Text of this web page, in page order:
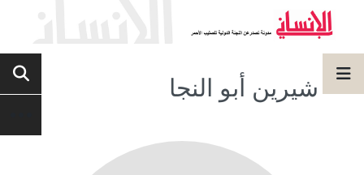
شيرين أبو النجا